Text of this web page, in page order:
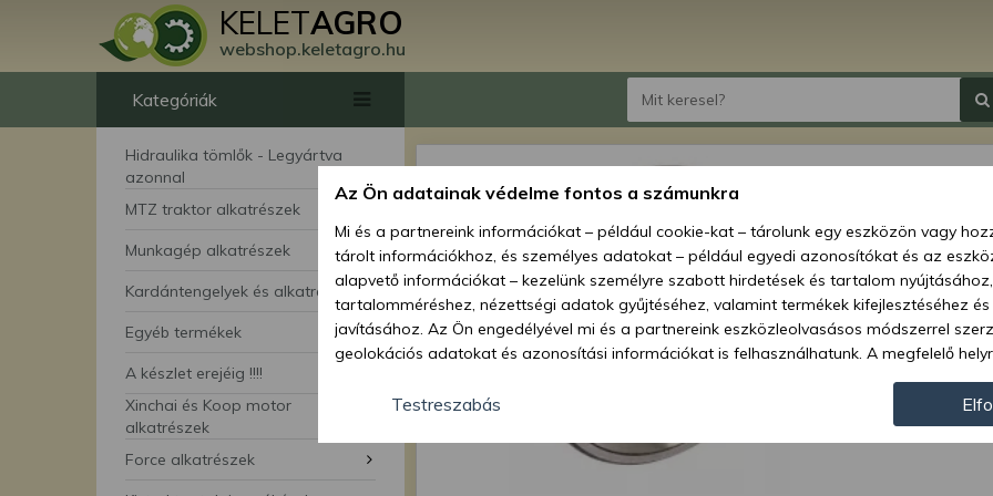
KELETAGRO
webshop.keletagro.hu
Kategóriák
Hidraulika tömlők - Legyártva
azonnal
MTZ traktor alkatrészek
Munkagép alkatrészek
Kardántengelyek és alkatrészei
Egyéb termékek
A készlet erejéig !!!!
Xinchai és Koop motor
alkatrészek
Force alkatrészek
John
Ár: 9
5
Szállítási
Cikkszám:
Az Ön adatainak védelme fontos a számunkra
Mi és a partnereink információkat – például cookie-kat – tárolunk egy eszközön vagy
tárolt információkhoz, és személyes adatokat – például egyedi azonosítókat és az
alapvető információkat – kezelünk személyre szabott hirdetések és tartalom
tartalomméréshez, nézettségi adatok gyűjtéséhez, valamint termékek kifejlesztéséhez
javításához. Az Ön engedélyével mi és a partnereink eszközleolvasásos módszerrel
geolokációs adatokat és azonosítási információkat is felhasználhatunk. A megfelelő
hozzájárulhat ahhoz, hogy mi és a partnereink a fent leírtak szerint adatkezelést
lehetőségként a hozzájárulás megadása vagy elutasítása előtt részletesebb
megváltoztathatja beállításait. Felhívjuk figyelmét, hogy személyes adatainak bizonyos
feltétlenül szükséges az Ön hozzájárulása, de jogában áll tiltakozni az ilyen jellegű
Testreszabás